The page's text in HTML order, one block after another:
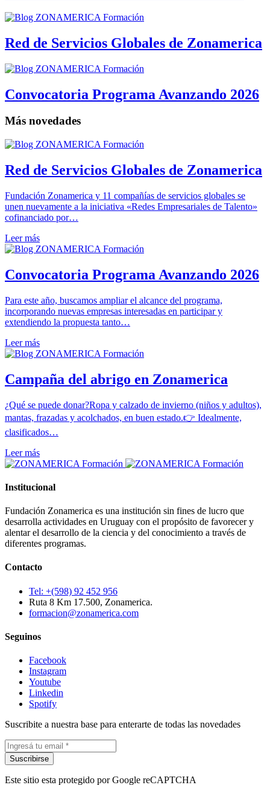
Red de Servicios Globales de Zonamerica
Convocatoria Programa Avanzando 2026
Más novedades
Red de Servicios Globales de Zonamerica
Fundación Zonamerica y 11 compañías de servicios globales se
unen nuevamente a la iniciativa «Redes Empresariales de Talento»
cofinanciado por…
Leer más
Convocatoria Programa Avanzando 2026
Para este año, buscamos ampliar el alcance del programa,
incorporando nuevas empresas interesadas en participar y
extendiendo la propuesta tanto…
Leer más
Campaña del abrigo en Zonamerica
¿Qué se puede donar?Ropa y calzado de invierno (niños y adultos),
mantas, frazadas y acolchados, en buen estado.👉 Idealmente,
clasificados…
Leer más
Institucional
Fundación Zonamerica es una institución sin fines de lucro que
desarrolla actividades en Uruguay con el propósito de favorecer y
alentar el desarrollo de la ciencia y del conocimiento a través de
diferentes programas.
Contacto
Tel: +(598) 92 452 956
Ruta 8 Km 17.500, Zonamerica.
formacion@zonamerica.com
Seguinos
Facebook
Instagram
Youtube
Linkedin
Spotify
Suscribite a nuestra base para enterarte de todas las novedades
Suscribirse
Este sitio esta protegido por Google reCAPTCHA